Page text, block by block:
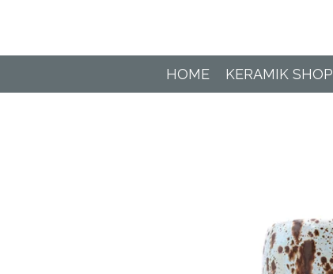
HOME KERAMIK SHOP